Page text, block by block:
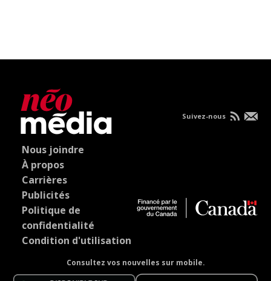
Nous joindre
À propos
Carrières
Publicités
Politique de
confidentialité
Condition d'utilisation
Consultez vos nouvelles sur mobile.
Suivez-nous